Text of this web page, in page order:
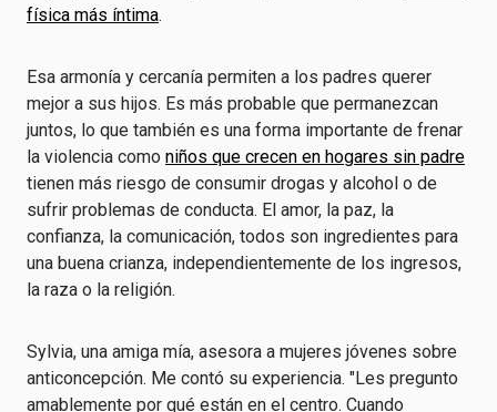
física más íntima.
Esa armonía y cercanía permiten a los padres querer
mejor a sus hijos. Es más probable que permanezcan
juntos, lo que también es una forma importante de frenar
la violencia como niños que crecen en hogares sin padre
tienen más riesgo de consumir drogas y alcohol o de
sufrir problemas de conducta. El amor, la paz, la
confianza, la comunicación, todos son ingredientes para
una buena crianza, independientemente de los ingresos,
la raza o la religión.
Sylvia, una amiga mía, asesora a mujeres jóvenes sobre
anticoncepción. Me contó su experiencia. "Les pregunto
amablemente por qué están en el centro. Cuando